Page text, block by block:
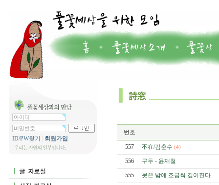
ID/PW찾기 회원가입
번호
557 不在/김춘수 (4)
556 구두 - 윤재철
555 못은 밤에 조금씩 깊어진다